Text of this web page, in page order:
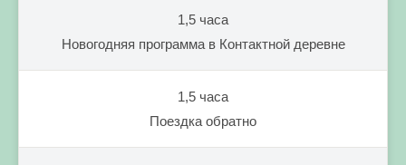
1,5 часа
Новогодняя программа в Контактной деревне
1,5 часа
Поездка обратно